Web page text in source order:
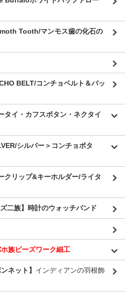
Tooth/マンモス歯の化石の
BELT/コンチョベルト＆バッ
タイ・カフスボタン・ネクタイ
シルバー＞コンチョボタ
クリップ&キーホルダー/ライタ
二族】時計のウォッチバンド
族ビーズワーク細工
ネット】 インディアンの羽根飾